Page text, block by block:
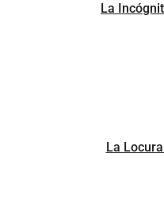
La
La